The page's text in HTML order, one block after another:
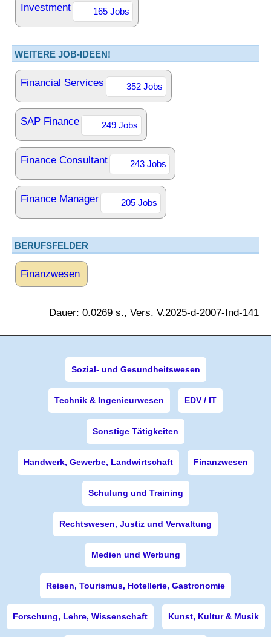
Investment 165 Jobs
WEITERE JOB-IDEEN!
Financial Services 352 Jobs
SAP Finance 249 Jobs
Finance Consultant 243 Jobs
Finance Manager 205 Jobs
BERUFSFELDER
Finanzwesen
Dauer: 0.0269 s., Vers. V.2025-d-2007-Ind-141
Sozial- und Gesundheitswesen
Technik & Ingenieurwesen EDV / IT
Sonstige Tätigkeiten
Handwerk, Gewerbe, Landwirtschaft Finanzwesen
Schulung und Training
Rechtswesen, Justiz und Verwaltung
Medien und Werbung
Reisen, Tourismus, Hotellerie, Gastronomie
Forschung, Lehre, Wissenschaft Kunst, Kultur & Musik